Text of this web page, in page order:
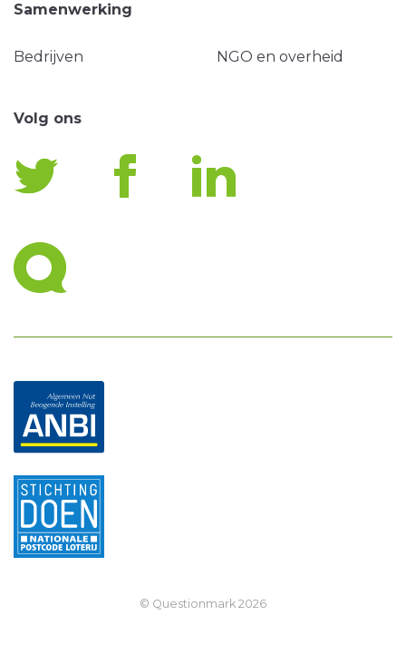
Samenwerking
Bedrijven NGO en overheid
Volg ons
© Questionmark 2026